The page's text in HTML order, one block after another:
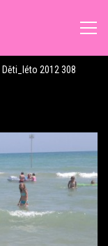
Děti_léto 2012 308